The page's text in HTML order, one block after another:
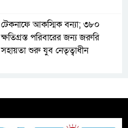
টেকনাফে আকস্মিক বন্যা; ৩৮০
ক্ষতিগ্রস্ত পরিবারের জন্য জরুরি
সহায়তা শুরু যুব নেতৃত্বাধীন